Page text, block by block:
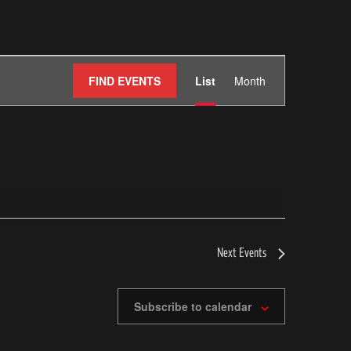
FIND EVENTS
E
v
t
V
i
e
List Month
NextEvents
Subscribe to calendar